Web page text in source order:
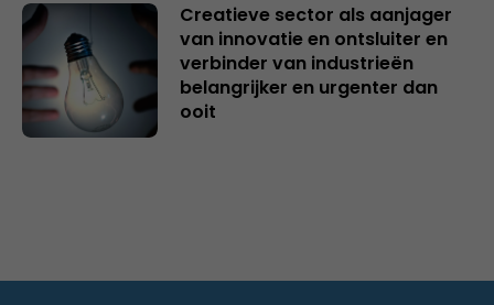
Creatieve sector als aanjager
van innovatie en ontsluiter en
verbinder van industrieën
belangrijker en urgenter dan
ooit